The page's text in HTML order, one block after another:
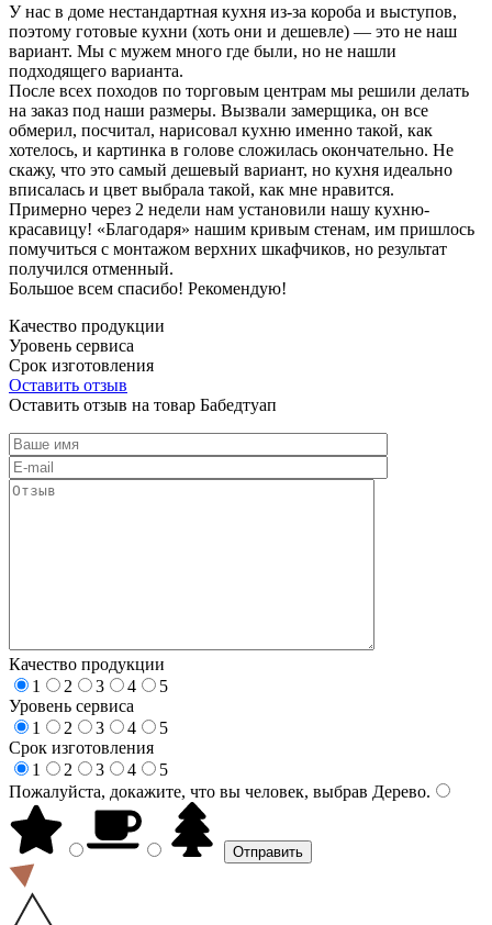
У нас в доме нестандартная кухня из-за короба и выступов,
поэтому готовые кухни (хоть они и дешевле) — это не наш
вариант. Мы с мужем много где были, но не нашли
подходящего варианта.
После всех походов по торговым центрам мы решили делать
на заказ под наши размеры. Вызвали замерщика, он все
обмерил, посчитал, нарисовал кухню именно такой, как
хотелось, и картинка в голове сложилась окончательно. Не
скажу, что это самый дешевый вариант, но кухня идеально
вписалась и цвет выбрала такой, как мне нравится.
Примерно через 2 недели нам установили нашу кухню-
красавицу! «Благодаря» нашим кривым стенам, им пришлось
помучиться с монтажом верхних шкафчиков, но результат
получился отменный.
Большое всем спасибо! Рекомендую!
Качество продукции
Уровень сервиса
Срок изготовления
Оставить отзыв
Оставить отзыв на товар Бабедтуап
Качество продукции
1
2 3 4
5
Уровень сервиса
1
2 3 4
5
Срок изготовления
1
2 3 4
5
Пожалуйста, докажите, что вы человек, выбрав Дерево.